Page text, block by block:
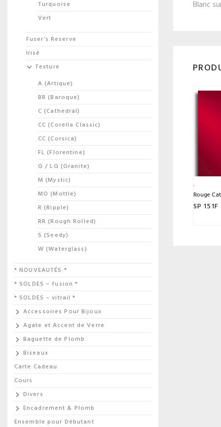
Blanc
Rouge
SP 151F
Turquoise
Vert
Fuser’s Reserve
Irisé
Texture
A (Artique)
BR (Baroque)
C (Cathedral)
CC (Corella Classic)
CC (Corsica)
FL (Florentine)
G / LG (Granite)
M (Mystic)
MO (Mottle)
R (Ripple)
RR (Rough Rolled)
S (Seedy)
W (Waterglass)
* NOUVEAUTÉS *
* SOLDES – fusion *
* SOLDES – vitrail *
Accessoires Pour Bijoux
Agate et Accent de Verre
Baguette de Plomb
Biseaux
Carte Cadeau
Cours
Divers
Encadrement & Plomb
Ensemble pour Débutant